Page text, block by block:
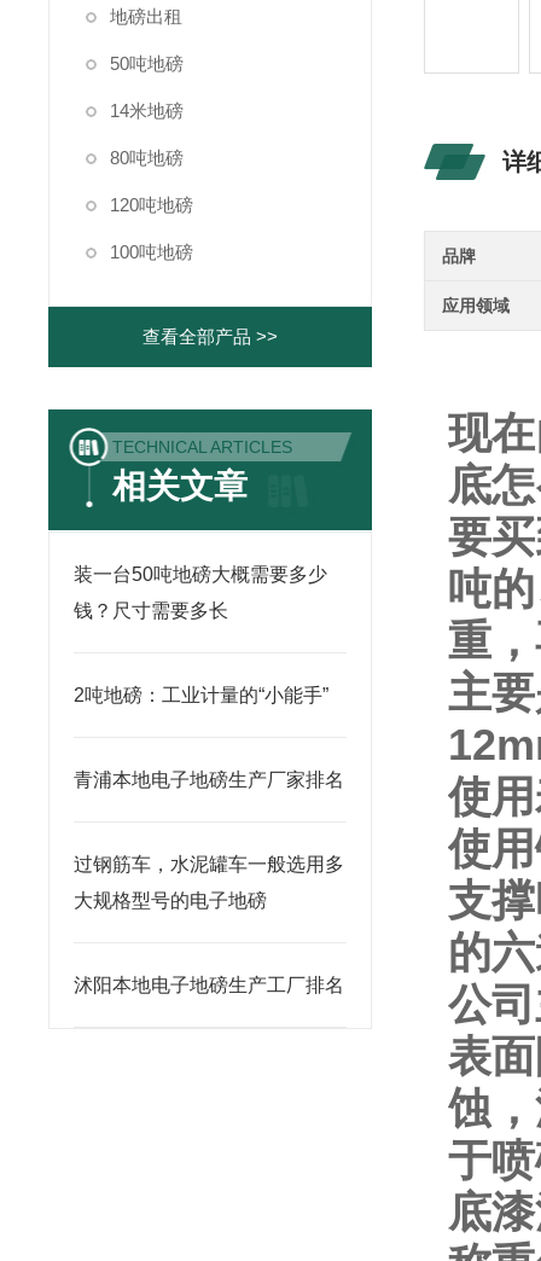
地磅出租
50吨地磅
14米地磅
80吨地磅
120吨地磅
100吨地磅
查看全部产品 >>
TECHNICAL ARTICLES
相关文章
装一台50吨地磅大概需要多少
钱？尺寸需要多长
2吨地磅：工业计量的“小能手”
青浦本地电子地磅生产厂家排名
过钢筋车，水泥罐车一般选用多
大规格型号的电子地磅
沭阳本地电子地磅生产工厂排名
详
品牌
应用领域
现
底
要
吨
重
主
使
使
支
的
公
表
蚀
于
底